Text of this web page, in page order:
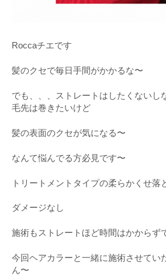
Roccaチエです
髪のクセで毎日手間がかかるな〜
でも、、、ストレートはしたくないし
毛先は巻きたいけど
髪の表面のクセが気になる〜
なんて悩んでる方必見です〜
トリートメントタイプの柔らかくせ落
ダメージなし
施術もストレートほど時間はかからず
今回ヘアカラーと一緒に施術させてい
ん〜